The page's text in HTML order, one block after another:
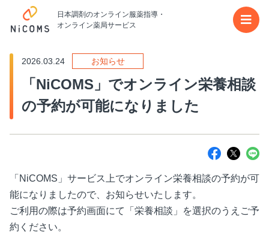
日本調剤のオンライン服薬指導・
オンライン薬局サービス
メイ
2026.03.24 お知らせ
「NiCOMS」でオンライン栄養相談
の予約が可能になりました
「NiCOMS」サービス上でオンライン栄養相談の予約が可
能になりましたので、お知らせいたします。
ご利用の際は予約画面にて「栄養相談」を選択のうえご予
約ください。